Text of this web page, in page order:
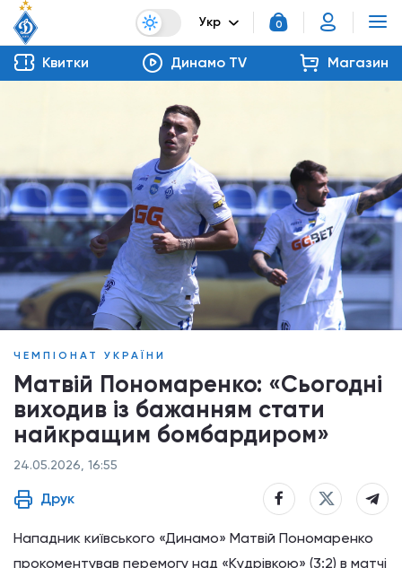
Укр 0
Квитки Динамо TV Магазин
ЧЕМПІОНАТ УКРАЇНИ
Матвій Пономаренко: «Сьогодні
виходив із бажанням стати
найкращим бомбардиром»
24.05.2026, 16:55
Друк
Нападник київського «Динамо» Матвій Пономаренко
прокоментував перемогу над «Кудрівкою» (3:2) в матчі